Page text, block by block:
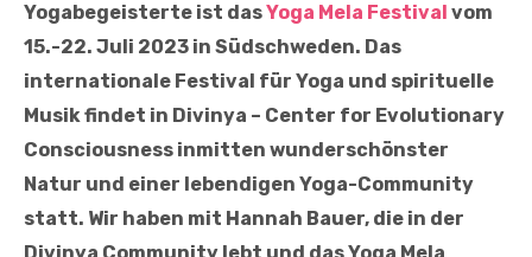
Yogabegeisterte ist dasYoga Mela Festival vom
15.-22. Juli 2023 in Südschweden. Das
internationale Festival für Yoga und spirituelle
Musik findet in Divinya – Center for Evolutionary
Consciousness inmitten wunderschönster
Natur und einer lebendigen Yoga-Community
statt. Wir haben mit Hannah Bauer, die in der